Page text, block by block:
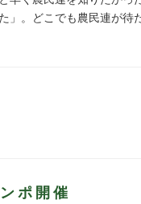
。どこでも農民連が待
ポ開催